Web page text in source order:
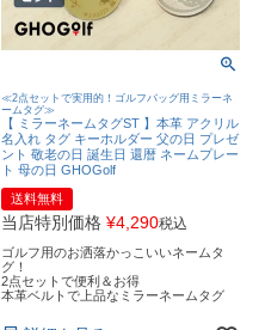
≪2点セットで実用的！ゴルフバッグ用ミラーネ
ームタグ≫
【 ミラーネームタグST 】本革 アクリル
名入れ タグ キーホルダー 父の日 プレゼ
ント 敬老の日 誕生日 還暦 ネームプレー
ト 母の日 GHOGolf
送料無料
当店特別価格 ¥4,290税込
ゴルフ用のお洒落かっこいいネームタ
グ！
2点セットで便利＆お得
本革ベルトで上品なミラーネームタグ